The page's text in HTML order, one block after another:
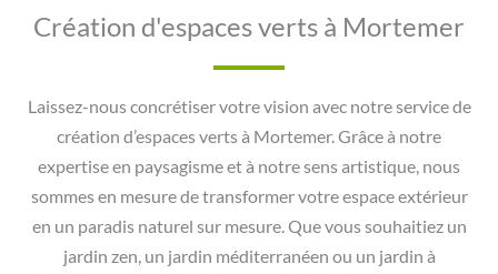
Création d'espaces verts à Mortemer
Laissez-nous concrétiser votre vision avec notre service de
création d’espaces verts à Mortemer. Grâce à notre
expertise en paysagisme et à notre sens artistique, nous
sommes en mesure de transformer votre espace extérieur
en un paradis naturel sur mesure. Que vous souhaitiez un
jardin zen, un jardin méditerranéen ou un jardin à